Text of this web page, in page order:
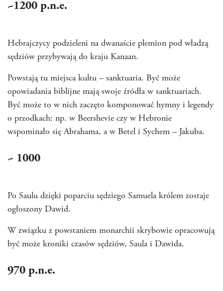
~1200 p.n.e.
Hebrajczycy podzieleni na dwanaście plemion pod władzą
sędziów przybywają do kraju Kanaan.
Powstają tu miejsca kultu – sanktuaria. Być może
opowiadania biblijne mają swoje źródła w sanktuariach.
Być może to w nich zaczęto komponować hymny i legendy
o przodkach: np. w Beershevie czy w Hebronie
wspominało się Abrahama, a w Betel i Sychem – Jakuba.
~ 1000
Po Saulu dzięki poparciu sędziego Samuela królem zostaje
ogłoszony Dawid.
W związku z powstaniem monarchii skrybowie opracowują
być może kroniki czasów sędziów, Saula i Dawida.
970 p.n.e.